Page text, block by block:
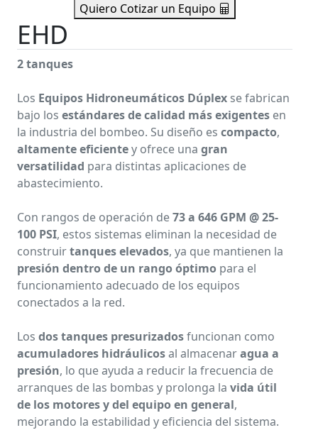
Quiero Cotizar un Equipo
EHD
2 tanques
Los Equipos Hidroneumáticos Dúplex se fabrican
bajo los estándares de calidad más exigentes en
la industria del bombeo. Su diseño es compacto,
altamente eficientey ofrece una gran
versatilidad para distintas aplicaciones de
abastecimiento.
Con rangos de operación de73 a 646 GPM @ 25-
100 PSI, estos sistemas eliminan la necesidad de
construirtanques elevados, ya que mantienen la
presión dentro de un rango óptimo para el
funcionamiento adecuado de los equipos
conectados a la red.
Los dos tanques presurizadosfuncionan como
acumuladores hidráulicosal almacenaragua a
presión, lo que ayuda a reducir la frecuencia de
arranques de las bombas y prolonga la vida útil
de los motores y del equipo en general,
mejorando la estabilidad y eficiencia del sistema.